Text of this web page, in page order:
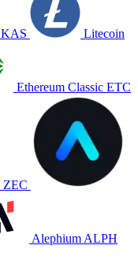
KAS Litecoin
Ethereum Classic ETC
ZEC
Alephium ALPH